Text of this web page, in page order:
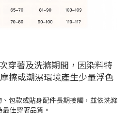
穿著及洗滌期間，因染料特
擦或潮濕環境產生少量浮色
包款或貼身配件長期接觸，並依洗滌
佳穿著品質。